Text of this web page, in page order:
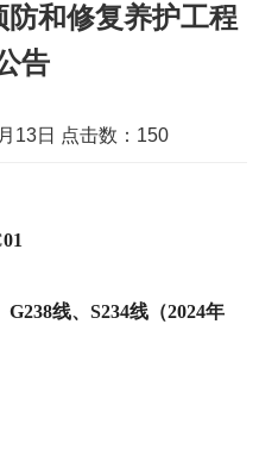
防和修复养护工程
告
13日 点击数： 150
线、S234线（2024年